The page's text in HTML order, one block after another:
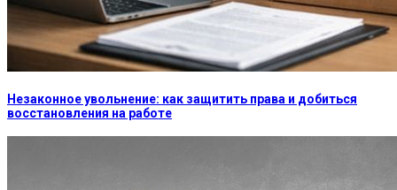
Незаконное увольнение: как защитить права и добиться
восстановления на работе